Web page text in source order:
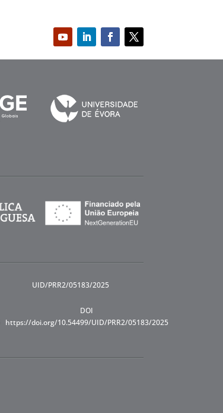
UID/PRR2/05183/2025
DOI
https://doi.org/10.54499/UID/PRR2/05183/2025